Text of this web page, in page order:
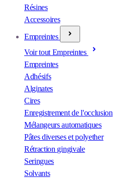
Résines
Accessoires
Empreintes
Voir tout Empreintes
Empreintes
Adhésifs
Alginates
Cires
Enregistrement de l'occlusion
Mélangeurs automatiques
Pâtes diverses et polyether
Rétraction gingivale
Seringues
Solvants